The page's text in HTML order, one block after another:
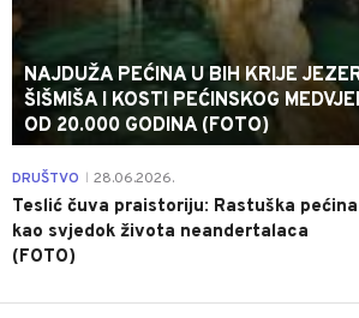
NAJDUŽA PEĆINA U BIH KRIJE
ŠIŠMIŠA I KOSTI PEĆINSKOG
OD 20.000 GODINA (FOTO)
DRUŠTVO 28.06.2026.
Teslić čuva praistoriju: Rastuška pećina
kao svjedok života neandertalaca
(FOTO)